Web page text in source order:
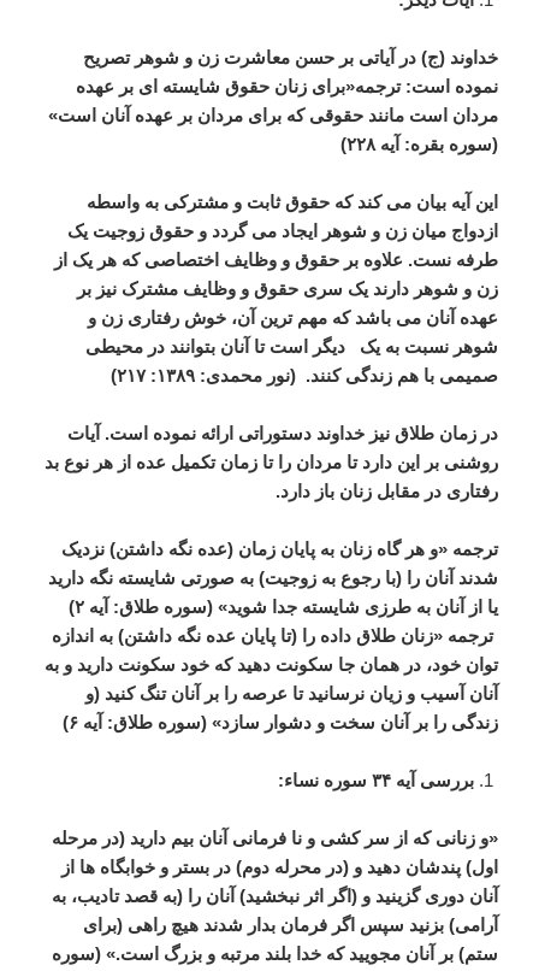
خداوند (ج)در آیاتی بر حسن معاشرت زن و شوهر تصریح
نموده است:ترجمه«برای زنان حقوق شایسته ای بر عهده
مردان است مانند حقوقی که برای مردان بر عهده آنان است»
(سوره بقره: آیه ۲۲۸)
این آیه بیان می کند که حقوق ثابت و مشترکی به واسطه
ازدواج میان زن و شوهر ایجاد می گردد و حقوق زوجیت یک
طرفه نست. علاوه بر حقوق و وظایف اختصاصی که هر یک از
زن و شوهر دارند یک سری حقوق و وظایف مشترک نیز بر
عهده آنان می باشد که مهم ترین آن، خوش رفتاری زن و
شوهر نسبت به یک دیگر است تا آنان بتوانند در محیطی
صمیمی با هم زندگی کنند. (نور محمدی:۱۳۸۹:۲۱۷)
در زمان طلاق نیز خداوند دستوراتی ارائه نموده است. آیات
روشنی بر این دارد تا مردان را تا زمان تکمیل عده از هر نوع بد
رفتاری در مقابل زنان باز دارد.
ترجمه «و هر گاه زنان به پایان زمان (عده نگه داشتن)نزدیک
شدند آنان را (با رجوع به زوجیت)به صورتی شایسته نگه دارید
یا از آنان به طرزی شایسته جدا شوید» (سوره طلاق: آیه ۲)
ترجمه «زنان طلاق داده را (تا پایان عده نگه داشتن)به اندازه
توان خود، در همان جا سکونت دهید که خود سکونت دارید و به
آنان آسیب و زیان نرسانید تا عرصه را بر آنان تنگ کنید (و
زندگی را بر آنان سخت و دشوار سازد» (سوره طلاق: آیه ۶)
بررسی آیه ۳۴ سوره نساء:
«و زنانی که از سر کشی و نا فرمانی آنان بیم دارید (در مرحله
اول)پندشان دهید و (در محرله دوم)در بستر و خوابگاه ها از
آنان دوری گزینید و (اگر اثر نبخشید) آنان را (به قصد تادیب، به
آرامی)بزنید سپس اگر فرمان بدار شدند هیچ راهی (برای
ستم)بر آنان مجویید که خدا بلند مرتبه و بزرگ است.» (سوره